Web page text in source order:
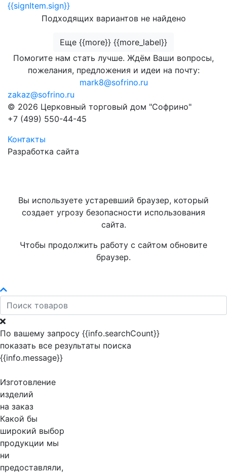
{{signItem.sign}}
Подходящих вариантов не найдено
Еще {{more}} {{more_label}}
Помогите нам стать лучше. Ждём Ваши вопросы,
пожелания, предложения и идеи на почту:
mark8@sofrino.ru
zakaz@sofrino.ru
© 2026 Церковный торговый дом "Софрино"
+7 (499) 550-44-45
Контакты
Разработка сайта
Вы используете устаревший браузер, который
создает угрозу безопасности использования
сайта.
Чтобы продолжить работу с сайтом обновите
браузер.
По вашему запросу {{info.searchCount}}
показать все результаты поиска
{{info.message}}
Изготовление
изделий
на заказ
Какой бы
широкий выбор
продукции мы
ни
предоставляли,